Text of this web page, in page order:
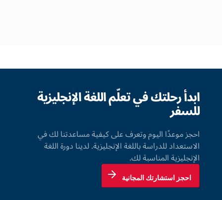
ابدأ رحلتك في تعلّم اللغة الإنجليزية
للسفر
احجز موعدًا اليوم وتعرف على كيفية مساعدتنا لك في
الاستعداد للدراسة باللغة الإنجليزية. لدينا دورة اللغة
الإنجليزية المناسبة لك.
احجز استشارتك المجانية